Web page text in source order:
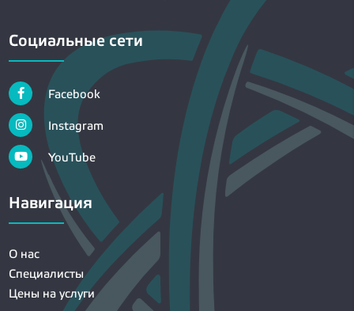
Социальные сети
Facebook
Instagram
YouTube
Навигация
О нас
Специалисты
Цены на услуги